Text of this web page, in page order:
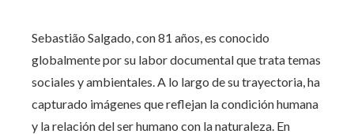
Sebastião Salgado, con 81 años, es conocido
globalmente por su labor documental que trata temas
sociales y ambientales. A lo largo de su trayectoria, ha
capturado imágenes que reflejan la condición humana
y la relación del ser humano con la naturaleza. En